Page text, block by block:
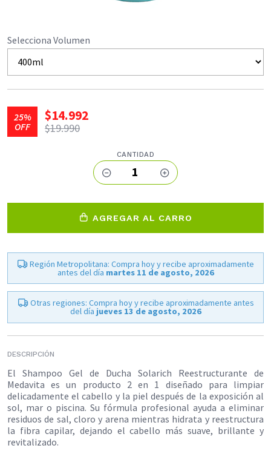
Selecciona Volumen
25%
OFF
$14.992
$19.990
CANTIDAD
1
AGREGAR AL CARRO
Región Metropolitana: Compra hoy y recibe aproximadamente
antes del día martes 11 de agosto, 2026
Otras regiones: Compra hoy y recibe aproximadamente antes
del día jueves 13 de agosto, 2026
DESCRIPCIÓN
El Shampoo Gel de Ducha Solarich Reestructurante de
Medavita es un producto 2 en 1 diseñado para limpiar
delicadamente el cabello y la piel después de la exposición al
sol, mar o piscina. Su fórmula profesional ayuda a eliminar
residuos de sal, cloro y arena mientras hidrata y reestructura
la fibra capilar, dejando el cabello más suave, brillante y
revitalizado.